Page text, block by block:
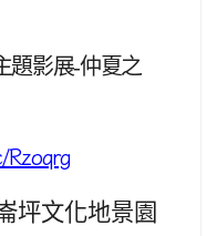
題影展-仲夏之
Rzoqrg
坪文化地景園